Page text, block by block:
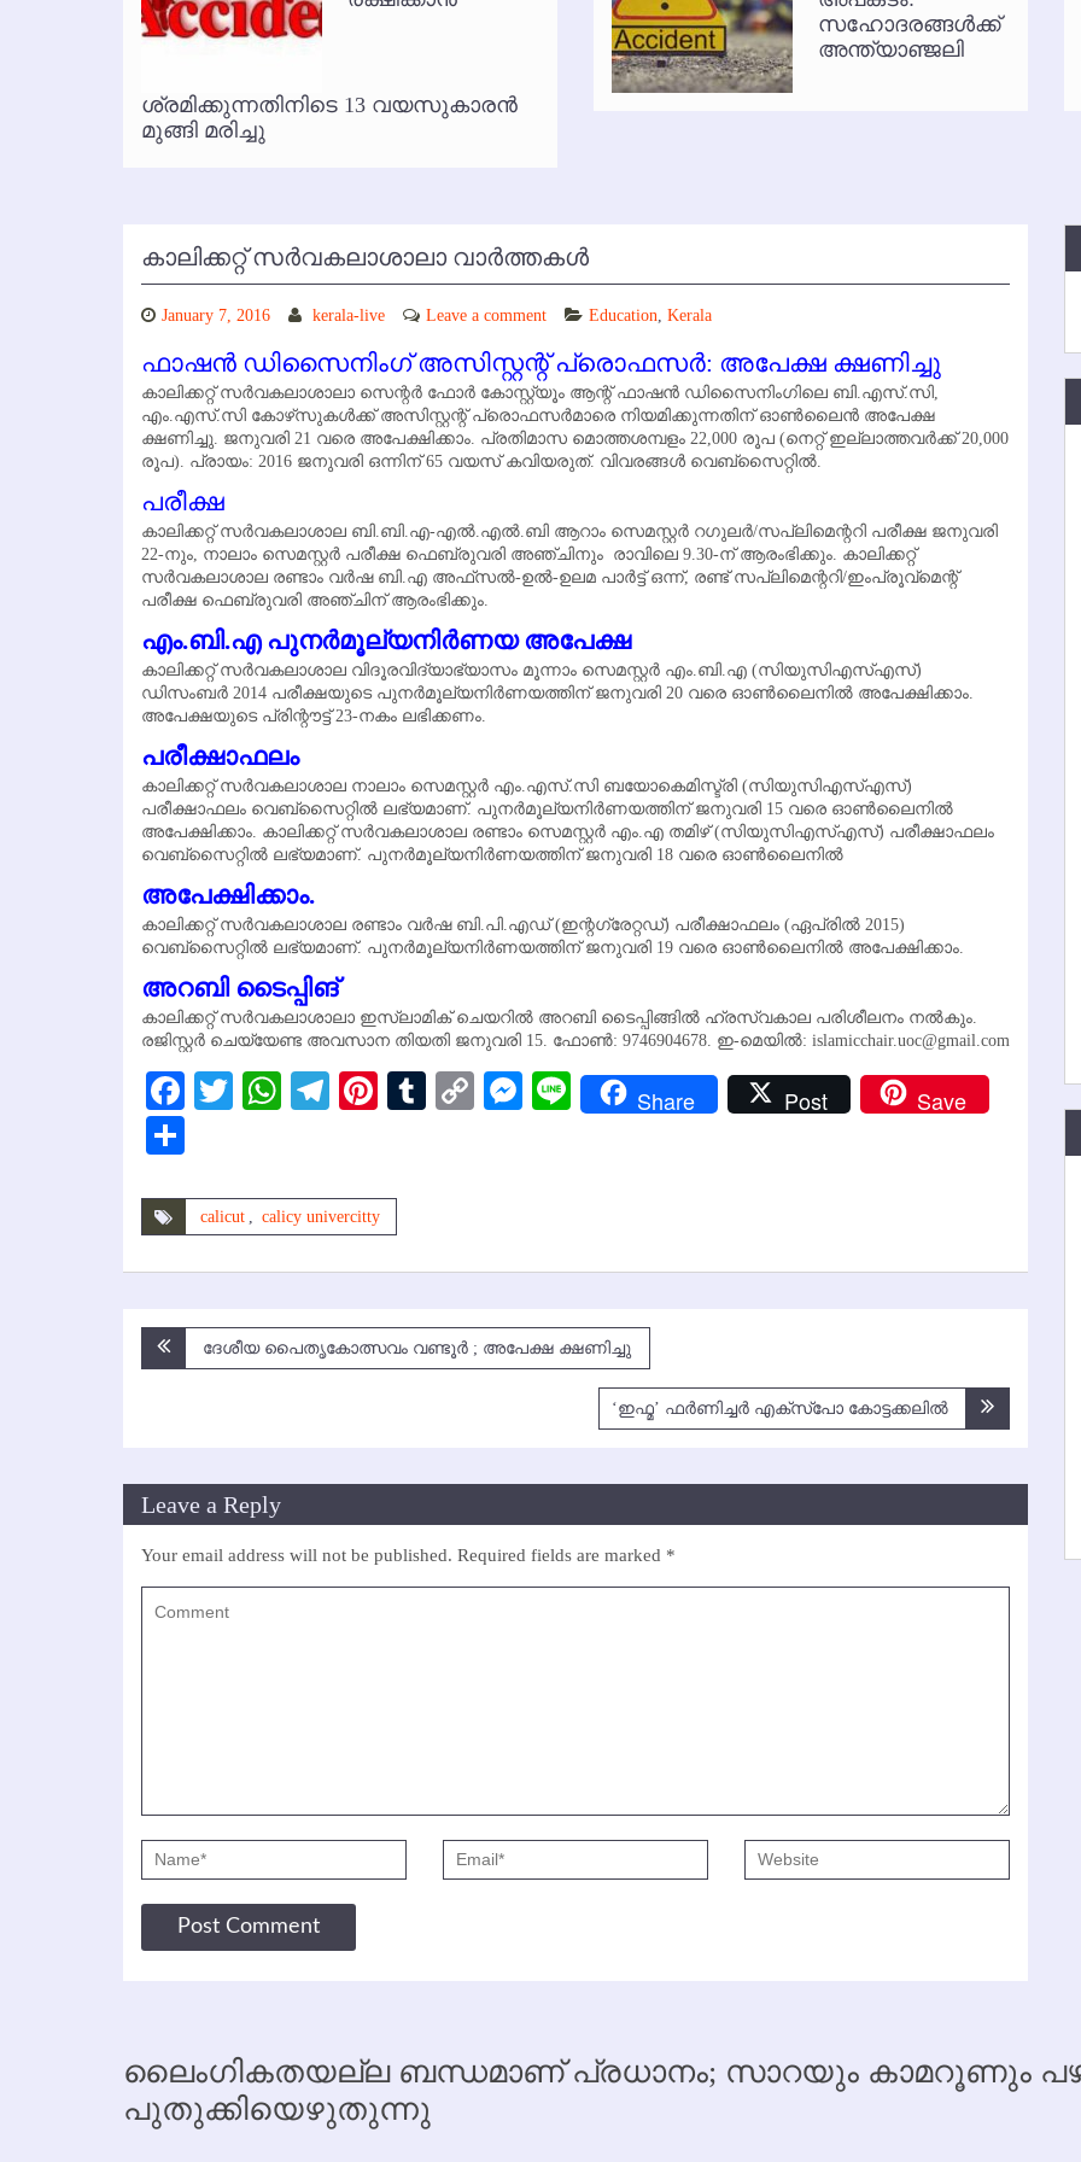
കോഴിക്കോട് വിമാനത്താവളത്തില്‍ അനധികൃത പാര്‍ക്കിംഗ് പിരിവ് : പരാതി തള്ളി
ശ്രമിക്കുന്നതിനിടെ 13 വയസുകാരന്‍
മുങ്ങി മരിച്ചു
സഹോദരങ്ങള്‍ക്ക്
അന്ത്യാഞ്ജലി
കാലിക്കറ്റ് സര്‍വകലാശാലാ വാര്‍ത്തകള്‍
January 7, 2016 kerala-live Leave a comment Education, Kerala
ഫാഷന്‍ ഡിസൈനിംഗ് അസിസ്റ്റന്റ് പ്രൊഫസര്‍: അപേക്ഷ ക്ഷണിച്ചു
കാലിക്കറ്റ് സര്‍വകലാശാലാ സെന്റര്‍ ഫോര്‍ കോസ്റ്റ്യൂം ആന്റ് ഫാഷന്‍ ഡിസൈനിംഗിലെ ബി.എസ്.സി,
എം.എസ്.സി കോഴ്‌സുകള്‍ക്ക് അസിസ്റ്റന്റ് പ്രൊഫസര്‍മാരെ നിയമിക്കുന്നതിന് ഓണ്‍ലൈന്‍ അപേക്ഷ
ക്ഷണിച്ചു. ജനുവരി 21 വരെ അപേക്ഷിക്കാം. പ്രതിമാസ മൊത്തശമ്പളം 22,000 രൂപ (നെറ്റ് ഇല്ലാത്തവര്‍ക്ക് 20,000
രൂപ). പ്രായം: 2016 ജനുവരി ഒന്നിന് 65 വയസ് കവിയരുത്. വിവരങ്ങള്‍ വെബ്‌സൈറ്റില്‍.
പരീക്ഷ
കാലിക്കറ്റ് സര്‍വകലാശാല ബി.ബി.എ-എല്‍.എല്‍.ബി ആറാം സെമസ്റ്റര്‍ റഗുലര്‍/സപ്ലിമെന്ററി പരീക്ഷ ജനുവരി
22-നും, നാലാം സെമസ്റ്റര്‍ പരീക്ഷ ഫെബ്രുവരി അഞ്ചിനും രാവിലെ 9.30-ന് ആരംഭിക്കും. കാലിക്കറ്റ്
സര്‍വകലാശാല രണ്ടാം വര്‍ഷ ബി.എ അഫ്‌സല്‍-ഉല്‍-ഉലമ പാര്‍ട്ട് ഒന്ന്, രണ്ട് സപ്ലിമെന്ററി/ഇംപ്രൂവ്‌മെന്റ്
പരീക്ഷ ഫെബ്രുവരി അഞ്ചിന് ആരംഭിക്കും.
എം.ബി.എ പുനര്‍മൂല്യനിര്‍ണയ അപേക്ഷ
കാലിക്കറ്റ് സര്‍വകലാശാല വിദൂരവിദ്യാഭ്യാസം മൂന്നാം സെമസ്റ്റര്‍ എം.ബി.എ (സിയുസിഎസ്എസ്)
ഡിസംബര്‍ 2014 പരീക്ഷയുടെ പുനര്‍മൂല്യനിര്‍ണയത്തിന് ജനുവരി 20 വരെ ഓണ്‍ലൈനില്‍ അപേക്ഷിക്കാം.
അപേക്ഷയുടെ പ്രിന്റൗട്ട് 23-നകം ലഭിക്കണം.
പരീക്ഷാഫലം
കാലിക്കറ്റ് സര്‍വകലാശാല നാലാം സെമസ്റ്റര്‍ എം.എസ്.സി ബയോകെമിസ്ട്രി (സിയുസിഎസ്എസ്)
പരീക്ഷാഫലം വെബ്‌സൈറ്റില്‍ ലഭ്യമാണ്. പുനര്‍മൂല്യനിര്‍ണയത്തിന് ജനുവരി 15 വരെ ഓണ്‍ലൈനില്‍
അപേക്ഷിക്കാം. കാലിക്കറ്റ് സര്‍വകലാശാല രണ്ടാം സെമസ്റ്റര്‍ എം.എ തമിഴ് (സിയുസിഎസ്എസ്) പരീക്ഷാഫലം
വെബ്‌സൈറ്റില്‍ ലഭ്യമാണ്. പുനര്‍മൂല്യനിര്‍ണയത്തിന് ജനുവരി 18 വരെ ഓണ്‍ലൈനില്‍
അപേക്ഷിക്കാം.
കാലിക്കറ്റ് സര്‍വകലാശാല രണ്ടാം വര്‍ഷ ബി.പി.എഡ് (ഇന്റഗ്രേറ്റഡ്) പരീക്ഷാഫലം (ഏപ്രില്‍ 2015)
വെബ്‌സൈറ്റില്‍ ലഭ്യമാണ്. പുനര്‍മൂല്യനിര്‍ണയത്തിന് ജനുവരി 19 വരെ ഓണ്‍ലൈനില്‍ അപേക്ഷിക്കാം.
അറബി ടൈപ്പിങ്
കാലിക്കറ്റ് സര്‍വകലാശാലാ ഇസ്‌ലാമിക് ചെയറില്‍ അറബി ടൈപ്പിങ്ങില്‍ ഹ്രസ്വകാല പരിശീലനം നല്‍കും.
രജിസ്റ്റര്‍ ചെയ്യേണ്ട അവസാന തിയതി ജനുവരി 15. ഫോണ്‍: 9746904678. ഇ-മെയില്‍: islamicchair.uoc@gmail.com
Facebook
TwitterWhatsApp
Telegram
Pinterest
Tumblr
CopyMessenger
LineShare Post Save
calicut , calicy univercitty
Post
ദേശീയ പൈതൃകോത്സവം വണ്ടൂര്‍ ; അപേക്ഷ ക്ഷണിച്ചു
‘ഇഫ്മ’ ഫര്‍ണിച്ചര്‍ എക്സ്‌പോ കോട്ടക്കലില്‍
Leave a Reply
Your email address will not be published. Required fields are marked *
ലൈംഗികതയല്ല ബന്ധമാണ് പ്രധാനം; സാറയും കാമറൂണും
പുതുക്കിയെഴുതുന്നു